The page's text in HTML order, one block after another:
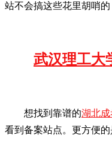
站不会搞这些花里胡哨
武汉理工大
想找到靠谱的湖北成
看到备案站点。更方便